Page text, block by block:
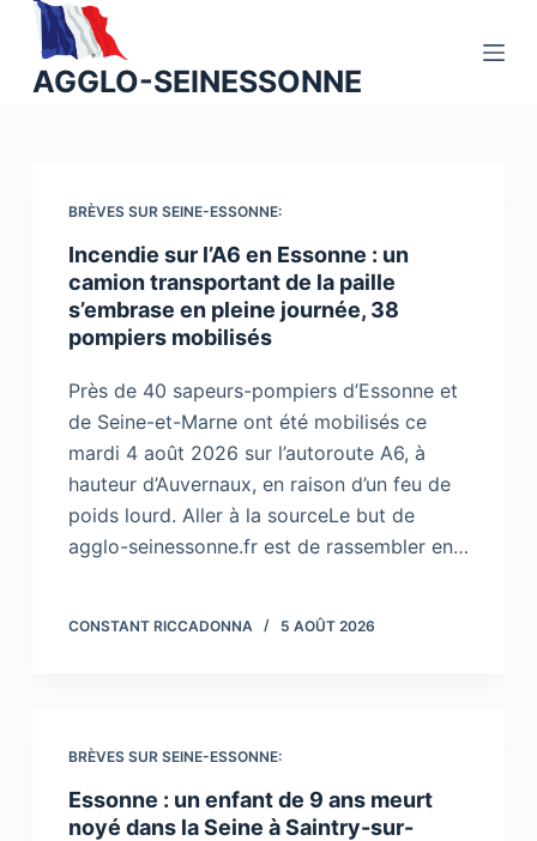
sAGGLO-SEINESSONNE
BRÈVES SUR SEINE-ESSONNE:
Incendie sur l’A6 en Essonne : un
camion transportant de la paille
s’embrase en pleine journée, 38
pompiers mobilisés
Près de 40 sapeurs-pompiers d’Essonne et
de Seine-et-Marne ont été mobilisés ce
mardi 4 août 2026 sur l’autoroute A6, à
hauteur d’Auvernaux, en raison d’un feu de
poids lourd. Aller à la sourceLe but de
agglo-seinessonne.fr est de rassembler en…
CONSTANT RICCADONNA 5 AOÛT 2026
BRÈVES SUR SEINE-ESSONNE:
Essonne : un enfant de 9 ans meurt
noyé dans la Seine à Saintry-sur-